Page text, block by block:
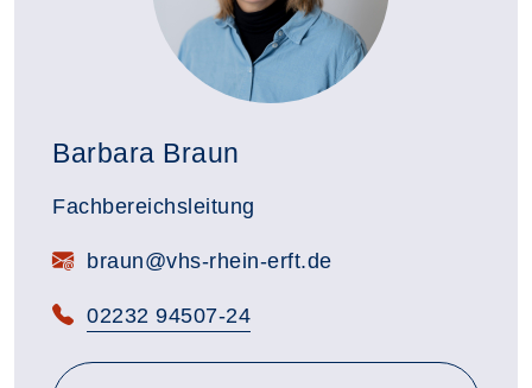
Barbara Braun
Fachbereichsleitung
E-Mail:braun@vhs-rhein-erft.de
Telefon:
02232 94507-24